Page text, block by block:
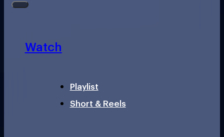
Watch
Playlist
Short & Reels